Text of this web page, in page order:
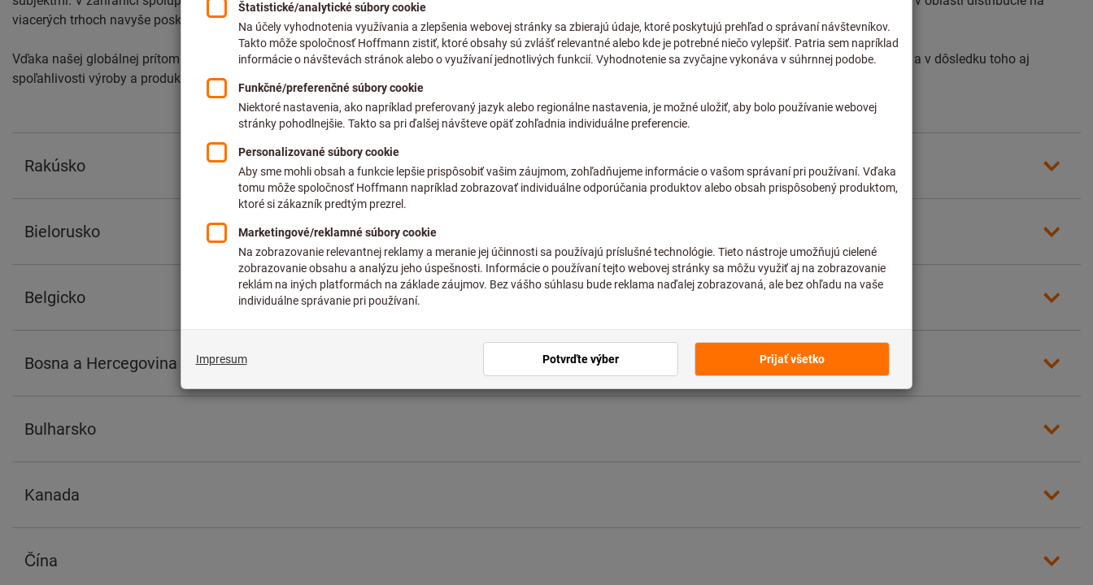
viacerých trhoch navyše poskytujú skupine Hoffmann ďalšie spôsoby vykonávania jej aktivít.
Vďaka našej globálnej prítomnosti môžeme viac ako 135 000 zákazníkom ponúknuť najvyššiu úroveň zabezpečenia dostupnosti dodávok, štandardov kvality a v dôsledku toho aj
spoľahlivosti výroby a produktivity.
Rakúsko
Bielorusko
Belgicko
Bosna a Hercegovina
Bulharsko
Kanada
Čína